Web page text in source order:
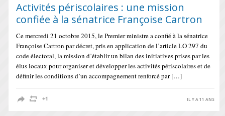
Activités périscolaires : une mission
confiée à la sénatrice Françoise Cartron
Ce mercredi 21 octobre 2015, le Premier ministre a confié à la sénatrice
Françoise Cartron par décret, pris en application de l’article LO 297 du
code électoral, la mission d’établir un bilan des initiatives prises par les
élus locaux pour organiser et développer les activités périscolaires et de
définir les conditions d’un accompagnement renforcé par […]
IL Y A 11 ANS